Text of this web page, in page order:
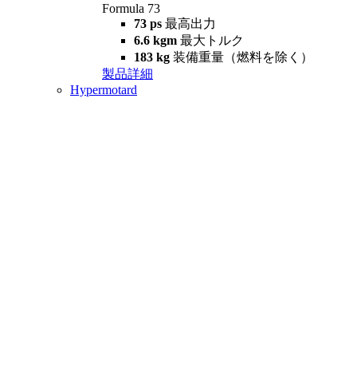
Formula 73
73 ps 最高出力
6.6 kgm 最大トルク
183 kg 装備重量（燃料を除く）
製品詳細
Hypermotard